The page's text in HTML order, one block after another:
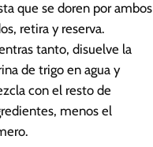
que se doren por ambos
retira y reserva.
tanto, disuelve la
de trigo en agua y
con el resto de
menos el